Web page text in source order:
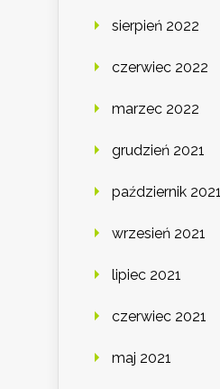
sierpień 2022
czerwiec 2022
marzec 2022
grudzień 2021
październik 2021
wrzesień 2021
lipiec 2021
czerwiec 2021
maj 2021